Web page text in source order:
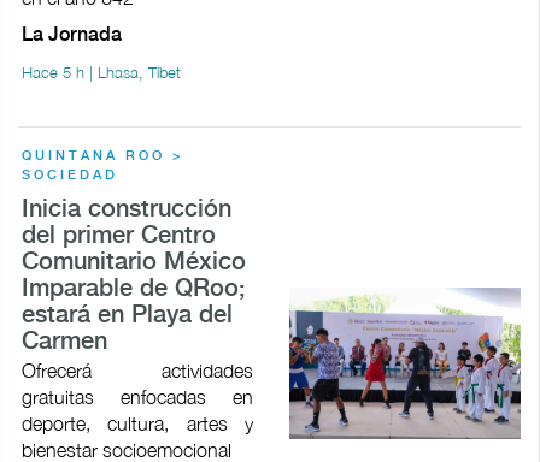
La Jornada
Hace 5 h | Lhasa, Tíbet
QUINTANA ROO >
SOCIEDAD
Inicia construcción
del primer Centro
Comunitario México
Imparable de QRoo;
estará en Playa del
Carmen
Ofrecerá actividades
gratuitas enfocadas en
deporte, cultura, artes y
bienestar socioemocional